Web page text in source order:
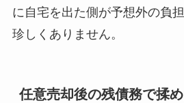
に自宅を出た側が予想外の負
珍しくありません。
任意売却後の残債務で揉